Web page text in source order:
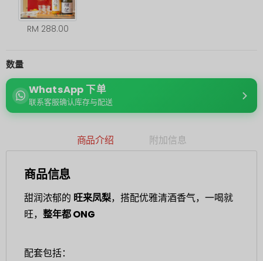
RM 288.00
数量
WhatsApp 下单
联系客服确认库存与配送
商品介绍 附加信息
商品信息
甜润浓郁的 旺来凤梨，搭配优雅清酒香气，一喝就
旺， 整年都 ONG
配套包括：